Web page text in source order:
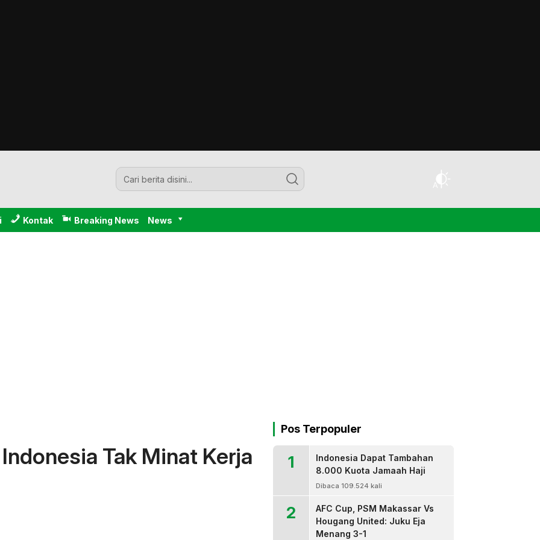
Kontak Breaking News News
Tak Minat Kerja
Pos Terpopuler
1
Indonesia Dapat Tambahan
8.000 Kuota Jamaah Haji
Dibaca 109.524 kali
2
AFC Cup, PSM Makassar Vs
Hougang United: Juku Eja
Menang 3-1